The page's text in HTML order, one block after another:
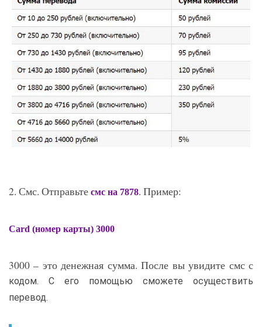
2. Смс. Отправьте смс на 7878. Пример:
Card (номер карты) 3000
3000 – это денежная сумма. После вы увидите смс с
кодом. С его помощью сможете осуществить
перевод.